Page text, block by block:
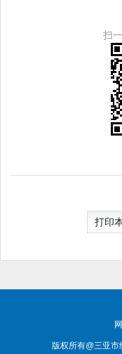
扫
打印
版权所有@三亚市